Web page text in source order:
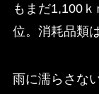
もまだ1,100
位。消耗品類
雨に濡らさな